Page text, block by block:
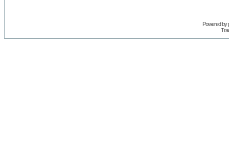
Powered by